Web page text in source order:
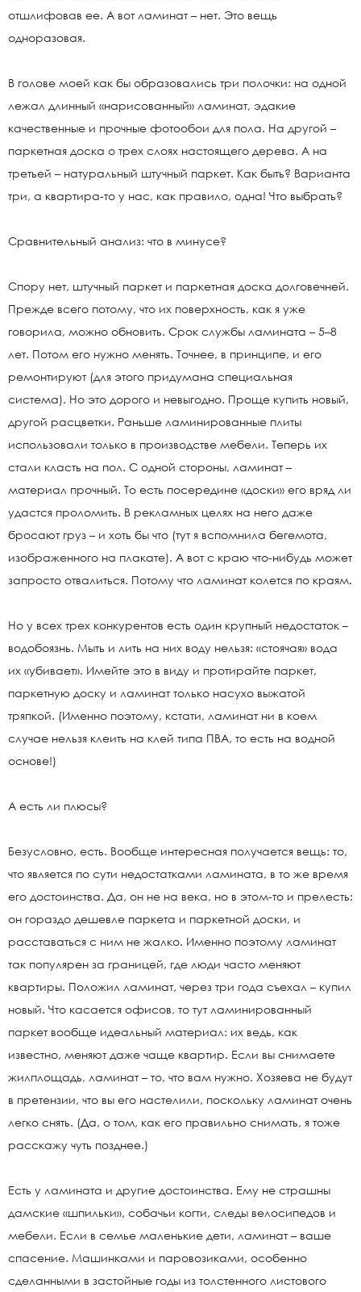
отшлифовав ее. А вот ламинат – нет. Это вещь
одноразовая.
В голове моей как бы образовались три полочки: на одной
лежал длинный «нарисованный» ламинат, эдакие
качественные и прочные фотообои для пола. На другой –
паркетная доска о трех слоях настоящего дерева. А на
третьей – натуральный штучный паркет. Как быть? Варианта
три, а квартира-то у нас, как правило, одна! Что выбрать?
Сравнительный анализ: что в минусе?
Спору нет, штучный паркет и паркетная доска долговечней.
Прежде всего потому, что их поверхность, как я уже
говорила, можно обновить. Срок службы ламината – 5–8
лет. Потом его нужно менять. Точнее, в принципе, и его
ремонтируют (для этого придумана специальная
система). Но это дорого и невыгодно. Проще купить новый,
другой расцветки. Раньше ламинированные плиты
использовали только в производстве мебели. Теперь их
стали класть на пол. С одной стороны, ламинат –
материал прочный. То есть посередине «доски» его вряд ли
удастся проломить. В рекламных целях на него даже
бросают груз – и хоть бы что (тут я вспомнила бегемота,
изображенного на плакате). А вот с краю что-нибудь может
запросто отвалиться. Потому что ламинат колется по краям.
Но у всех трех конкурентов есть один крупный недостаток –
водобоязнь. Мыть и лить на них воду нельзя: «стоячая» вода
их «убивает». Имейте это в виду и протирайте паркет,
паркетную доску и ламинат только насухо выжатой
тряпкой. (Именно поэтому, кстати, ламинат ни в коем
случае нельзя клеить на клей типа ПВА, то есть на водной
основе!)
А есть ли плюсы?
Безусловно, есть. Вообще интересная получается вещь: то,
что является по сути недостатками ламината, в то же время
его достоинства. Да, он не на века, но в этом-то и прелесть:
он гораздо дешевле паркета и паркетной доски, и
расставаться с ним не жалко. Именно поэтому ламинат
так популярен за границей, где люди часто меняют
квартиры. Положил ламинат, через три года съехал – купил
новый. Что касается офисов, то тут ламинированный
паркет вообще идеальный материал: их ведь, как
известно, меняют даже чаще квартир. Если вы снимаете
жилплощадь, ламинат – то, что вам нужно. Хозяева не будут
в претензии, что вы его настелили, поскольку ламинат очень
легко снять. (Да, о том, как его правильно снимать, я тоже
расскажу чуть позднее.)
Есть у ламината и другие достоинства. Ему не страшны
дамские «шпильки», собачьи когти, следы велосипедов и
мебели. Если в семье маленькие дети, ламинат – ваше
спасение. Машинками и паровозиками, особенно
сделанными в застойные годы из толстенного листового